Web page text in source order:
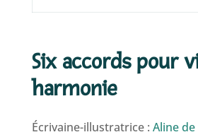
Six accords pour
harmonie
Écrivaine-illustratrice : Aline